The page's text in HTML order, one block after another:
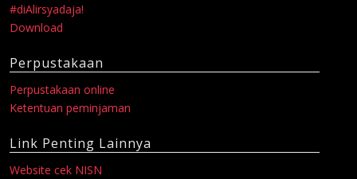
#diAlirsyadaja!
Download
Perpustakaan
Perpustakaan online
Ketentuan peminjaman
Link Penting Lainnya
Website cek NISN